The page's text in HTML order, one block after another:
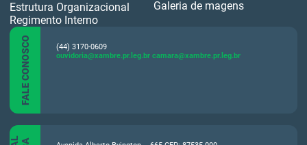
Estrutura Organizacional
Regimento Interno
Galeria de magens
FALE CONOSCO
(44) 3170-0609
ouvidoria@xambre.pr.leg.br camara@xambre.pr.leg.br